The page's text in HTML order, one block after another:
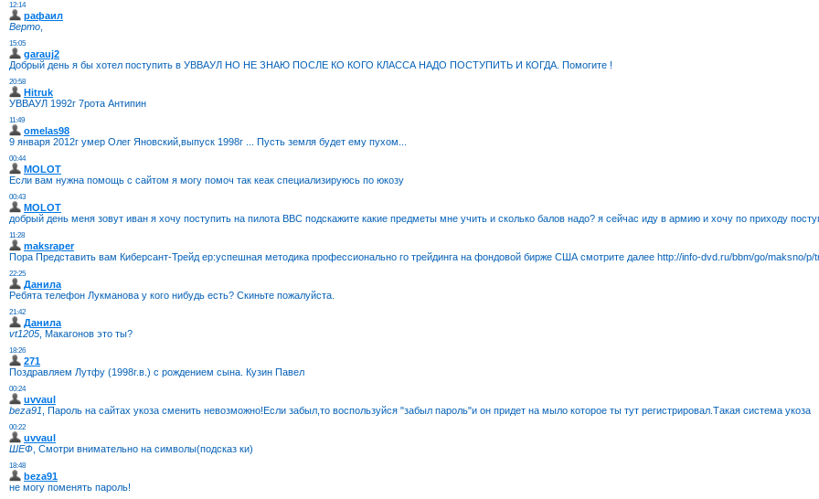
12:14
рафаил
Верто
15:05
garauj2
Добрый день я бы хотел поступить в УВВАУЛ НО НЕ ЗНАЮ ПОСЛЕ КО КОГО КЛАССА НАДО ПОСТУПИТЬ И КОГДА. Помогите !
20:58
Hitruk
УВВАУЛ 1992г 7рота Антипин
11:49
omelas98
9 января 2012г умер Олег Яновский,выпуск 1998г ... Пусть земля будет ему пухом...
00:44
MOLOT
Если вам нужна помощь с сайтом я могу помоч так кеак специализируюсь по юкозу
00:43
MOLOT
добрый день меня зовут иван я хочу поступить на пилота ВВС подскажите какие предметы мне учить и сколько балов надо? я сейчас иду в армию и хочу по приходу
11:28
maksraper
Пора Представить вам Киберсант-Трейд ер:успешная методика профессионально го трейдинга на фондовой бирже США смотрите далее http://info-dvd.ru/bbm/go/maksno/p/
22:25
Данила
Ребята телефон Лукманова у кого нибудь есть? Скиньте пожалуйста.
21:42
Данила
vt1205 , Макагонов это ты?
18:26
271
Поздравляем Лутфу (1998г.в.) с рождением сына. Кузин Павел
00:24
uvvaul
beza91 , Пароль на сайтах укоза сменить невозможно!Если забыл,то воспользуйся "забыл пароль"и он придет на мыло которое ты тут регистрировал.Такая система укоза
00:22
uvvaul
ШЕФ , Смотри внимательно на символы(подсказ ки)
18:48
beza91
не могу поменять пароль!